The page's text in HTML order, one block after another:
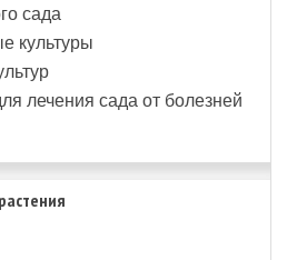
сада
культуры
лечения сада от болезней